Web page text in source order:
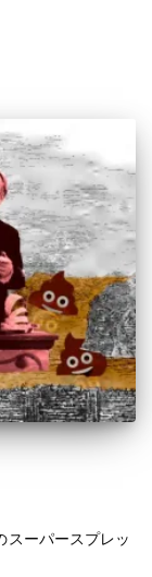
ーパースプレッ